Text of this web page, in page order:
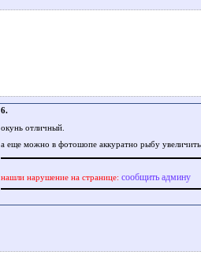
6.
окунь отличный.
а еще можно в фотошопе аккуратно рыбу
нашли нарушение на странице: сообщить админу